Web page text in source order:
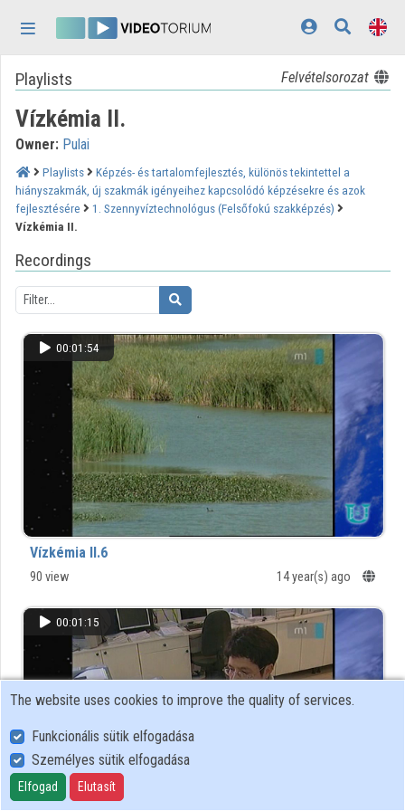
Home
Log In
Categories
Playlists
Organizations
Contributors
Appearance: light
Playlists Felvételsorozat
Vízkémia II.
Owner: Pulai
Playlists
Képzés- és tartalomfejlesztés, különös tekintettel a
hiányszakmák, új szakmák igényeihez kapcsolódó képzésekre és azok
fejlesztésére
1. Szennyvíztechnológus (Felsőfokú szakképzés)
Vízkémia II.
Recordings
00:01:54
Vízkémia II.6
90 view 14 year(s) ago
00:01:15
The website uses cookies to improve the quality of services.
Funkcionális sütik elfogadása
Személyes sütik elfogadása
Elfogad Elutasít